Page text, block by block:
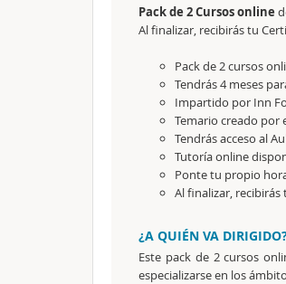
Pack de 2 Cursos online
Al finalizar, recibirás tu
Pack de 2 cursos
Tendrás 4 meses
Impartido por Inn
Temario creado por
Tendrás acceso al
Tutoría online
Ponte tu propio
Al finalizar,
¿A QUIÉN VA
Este pack de 2 cursos
especializarse en los